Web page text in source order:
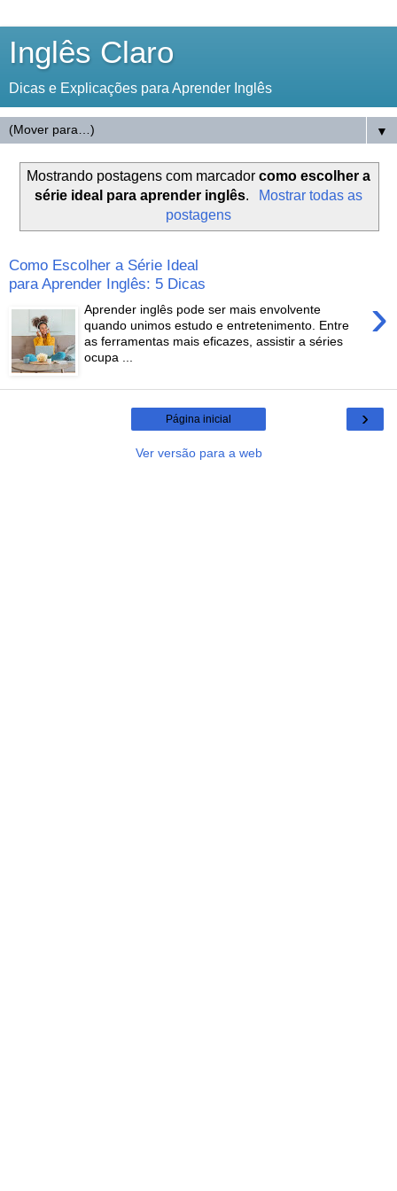
Inglês Claro
Dicas e Explicações para Aprender Inglês
▼
Mostrando postagens com marcador como escolher a
série ideal para aprender inglês.
Mostrar todas as
postagens
Como Escolher a Série Ideal
para Aprender Inglês: 5 Dicas
›
Aprender inglês pode ser mais envolvente
quando unimos estudo e entretenimento. Entre
as ferramentas mais eficazes, assistir a séries
ocupa ...
›
Página inicial
Ver versão para a web